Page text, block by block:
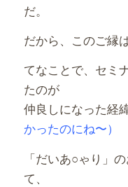
だ。
だから、このご縁
てなことで、セミ
たのが
仲良しになった経
かったのにね〜）
「だいあ○ゃり」
て、